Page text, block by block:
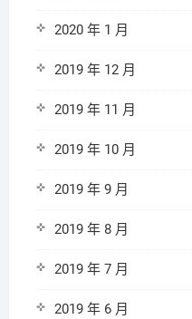
2020 年 1 月
2019 年 12 月
2019 年 11 月
2019 年 10 月
2019 年 9 月
2019 年 8 月
2019 年 7 月
2019 年 6 月